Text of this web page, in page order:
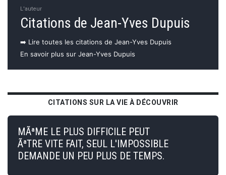
L'auteur
Citations de Jean-Yves Dupuis
➡️ Lire toutes les citations de Jean-Yves Dupuis
En savoir plus sur Jean-Yves Dupuis
CITATIONS SUR LA VIE À DÉCOUVRIR
MÃªME LE PLUS DIFFICILE PEUT
ÃªTRE VITE FAIT, SEUL L'IMPOSSIBLE
DEMANDE UN PEU PLUS DE TEMPS.